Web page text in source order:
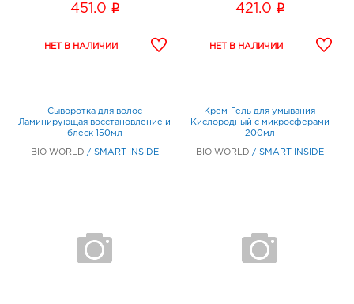
451.0 i 421.0 i
Сыворотка для волос
Ламинирующая восстановление и
блеск 150мл
BIO WORLD / SMART INSIDE
Крем-Гель для умывания
Кислородный с микросферами
200мл
BIO WORLD / SMART INSIDE